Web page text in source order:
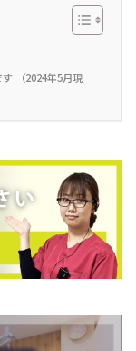
（2024年5月現